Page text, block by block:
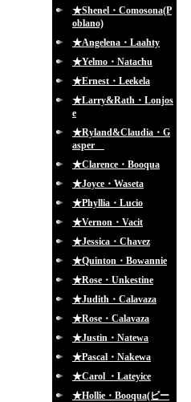
★Shenel・Comosona(P
oblano)
★Angelena・Laahty
★Yelmo・Natachu
★Ernest・Leekela
★Larry&Rath・Lonjos
e
★Ryland&Claudia・G
asper
★Clarence・Booqua
★Joyce・Waseta
★Phyllia・Lucio
★Vernon・Vacit
★Jessica・Chavez
★Quinton・Bowannie
★Rose・Unkestine
★Judith・Calavaza
★Rose・Calavaza
★Justin・Natewa
★Pascal・Nakewa
★Carol ・Lateyice
★Hollie・Booqua(ビー